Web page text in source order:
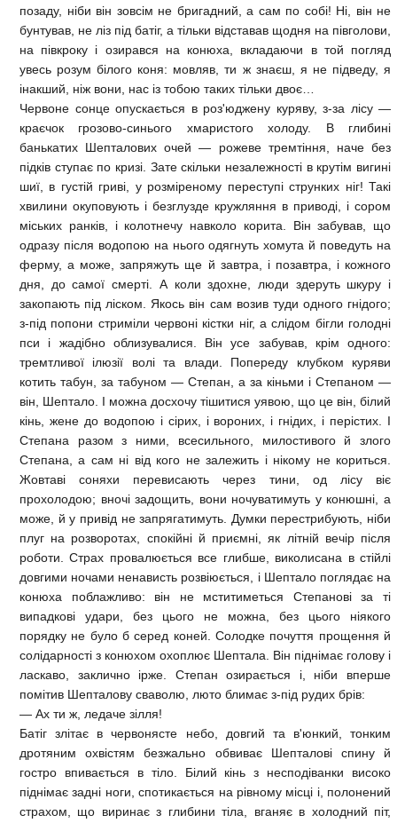
позаду, ніби він зовсім не бригадний, а сам по собі! Ні, він не
бунтував, не ліз під батіг, а тільки відставав щодня на півголови,
на півкроку і озирався на конюха, вкладаючи в той погляд
увесь розум білого коня: мовляв, ти ж знаєш, я не підведу, я
інакший, ніж вони, нас із тобою таких тільки двоє…
Червоне сонце опускається в роз'юджену куряву, з-за лісу —
краєчок грозово-синього хмаристого холоду. В глибині
банькатих Шепталових очей — рожеве тремтіння, наче без
підків ступає по кризі. Зате скільки незалежності в крутім вигині
шиї, в густій гриві, у розміреному переступі струнких ніг! Такі
хвилини окуповують і безглузде кружляння в приводі, і сором
міських ранків, і колотнечу навколо корита. Він забував, що
одразу після водопою на нього одягнуть хомута й поведуть на
ферму, а може, запряжуть ще й завтра, і позавтра, і кожного
дня, до самої смерті. А коли здохне, люди здеруть шкуру і
закопають під ліском. Якось він сам возив туди одного гнідого;
з-під попони стриміли червоні кістки ніг, а слідом бігли голодні
пси і жадібно облизувалися. Він усе забував, крім одного:
тремтливої ілюзії волі та влади. Попереду клубком куряви
котить табун, за табуном — Степан, а за кіньми і Степаном —
він, Шептало. І можна досхочу тішитися уявою, що це він, білий
кінь, жене до водопою і сірих, і вороних, і гнідих, і перістих. І
Степана разом з ними, всесильного, милостивого й злого
Степана, а сам ні від кого не залежить і нікому не кориться.
Жовтаві соняхи перевисають через тини, од лісу віє
прохолодою; вночі задощить, вони ночуватимуть у конюшні, а
може, й у привід не запрягатимуть. Думки перестрибують, ніби
плуг на розворотах, спокійні й приємні, як літній вечір після
роботи. Страх провалюється все глибше, виколисана в стійлі
довгими ночами ненависть розвіюється, і Шептало поглядає на
конюха поблажливо: він не мститиметься Степанові за ті
випадкові удари, без цього не можна, без цього ніякого
порядку не було б серед коней. Солодке почуття прощення й
солідарності з конюхом охоплює Шептала. Він піднімає голову і
ласкаво, заклично ірже. Степан озирається і, ніби вперше
помітив Шепталову сваволю, люто блимає з-під рудих брів:
— Ах ти ж, ледаче зілля!
Батіг злітає в червонясте небо, довгий та в'юнкий, тонким
дротяним охвістям безжально обвиває Шепталові спину й
гостро впивається в тіло. Білий кінь з несподіванки високо
піднімає задні ноги, спотикається на рівному місці і, полонений
страхом, що виринає з глибини тіла, вганяє в холодний піт,